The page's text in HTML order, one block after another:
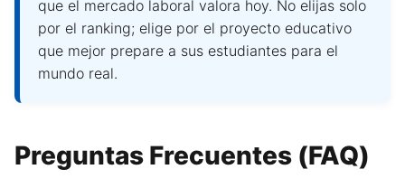
que el mercado laboral valora hoy. No elijas solo
por el ranking; elige por el proyecto educativo
que mejor prepare a sus estudiantes para el
mundo real.
Preguntas Frecuentes (FAQ)